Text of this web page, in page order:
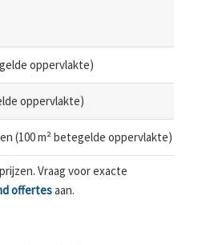
oppervlakte)
oppervlakte)
(100 m² betegelde oppervlakte)
Vraag voor exacte
offertesaan.